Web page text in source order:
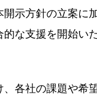
示方針の立案に
な支援を開始い
各社の課題や希